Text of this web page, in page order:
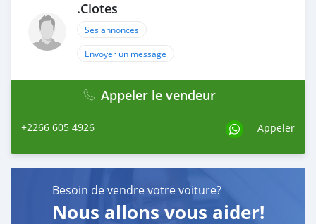
.Clotes
Ses annonces
Envoyer un message
Appeler le vendeur
+2266 605 4926 Appeler
Besoin de vendre votre voiture?
Nous allons vous aider!